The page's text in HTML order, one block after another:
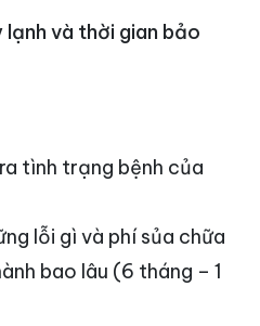
lạnh và thời gian bảo
tình trạng bệnh của
lỗi gì và phí sủa chữa
bao lâu (6 tháng – 1